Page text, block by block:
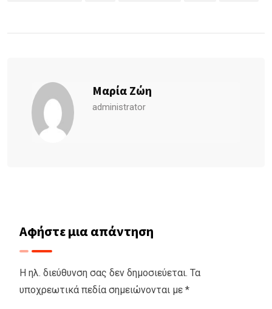
Μαρία Ζώη
administrator
Αφήστε μια απάντηση
Η ηλ. διεύθυνση σας δεν δημοσιεύεται. Τα
υποχρεωτικά πεδία σημειώνονται με *